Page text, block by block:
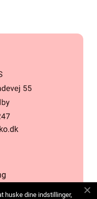
huske dine indstillinger,